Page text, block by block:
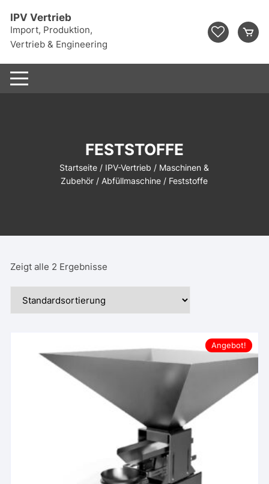
Inhalt
springen
IPV Vertrieb
Import, Produktion,
Vertrieb & Engineering
FESTSTOFFE
Startseite / IPV-Vertrieb / Maschinen &
Zubehör / Abfüllmaschine / Feststoffe
Zeigt alle 2 Ergebnisse
Angebot!